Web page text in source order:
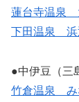
蓮台寺温泉
下田温泉
●中伊豆（三
竹倉温泉 み